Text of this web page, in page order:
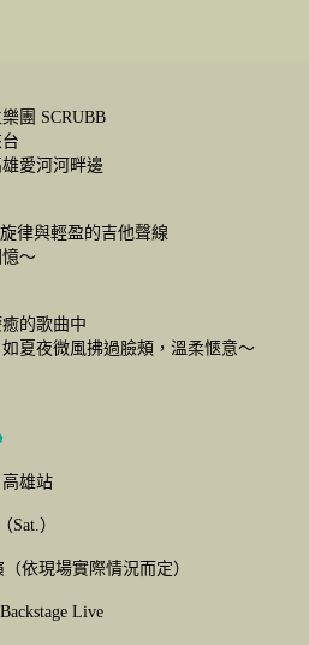
團 SCRUBB
愛河河畔邊
律與輕盈的吉他聲線
～
的歌曲中
夏夜微風拂過臉頰，溫柔愜意～
高雄站
Sat.）
依現場實際情況而定）
Live